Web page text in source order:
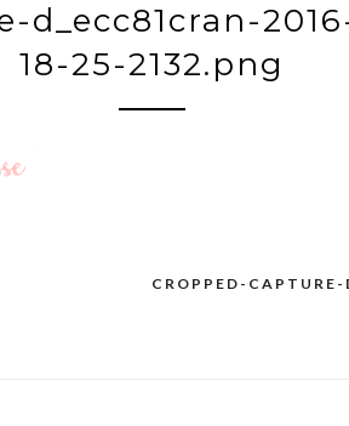
d_ecc81cran-
18-25-2132.png
CROPPED-